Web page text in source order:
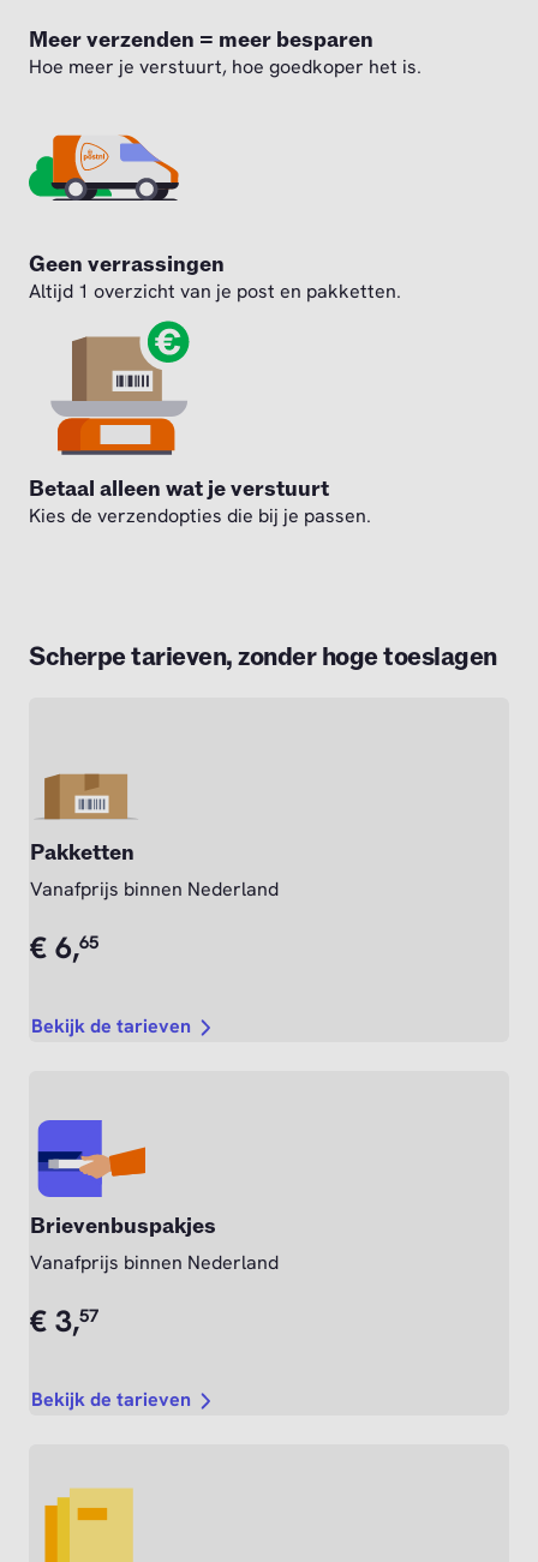
Meer verzenden = meer besparen
Hoe meer je verstuurt, hoe goedkoper het is.
Geen verrassingen
Altijd 1 overzicht van je post en pakketten.
Betaal alleen wat je verstuurt
Kies de verzendopties die bij je passen.
Scherpe tarieven, zonder hoge toeslagen
Pakketten
Vanafprijs binnen Nederland
€ 6,65
Bekijk de tarieven
Brievenbuspakjes
Vanafprijs binnen Nederland
€ 3,57
Bekijk de tarieven